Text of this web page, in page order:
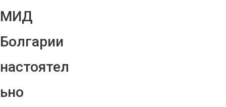
МИД
Болгарии
настоятел
ьно